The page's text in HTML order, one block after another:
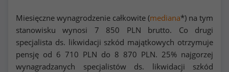
Miesięczne wynagrodzenie całkowite (mediana*) na tym
stanowisku wynosi 7 850 PLN brutto. Co drugi
specjalista ds. likwidacji szkód majątkowych otrzymuje
pensję od 6 710 PLN do 8 870 PLN. 25% najgorzej
wynagradzanych specjalistów ds. likwidacji szkód